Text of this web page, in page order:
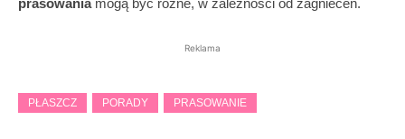
Reklama
PŁASZCZ PORADY PRASOWANIE